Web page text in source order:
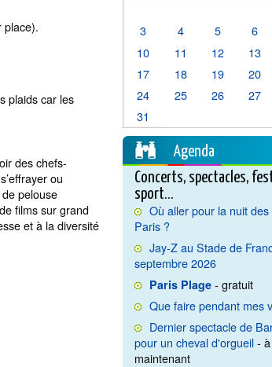
place).
plaids car les
des chefs-
ou
pelouse
films sur grand
et à la diversité
3
4 5 6
10
11 12 13
17
18 19 20
24
25 26 27
31
Agenda
Concerts, spectacles,
sport...
Où aller pour la nuit
Paris ?
Jay-Z au Stade de
septembre 2026
Paris Plage - gratuit
Que faire pendant mes
Dernier spectacle de
pour un cheval d'orgueil-
maintenant